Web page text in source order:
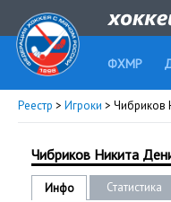
ФХМР
Реестр > Игроки > Чибриков
Чибриков Никита
Инфо
Статистика